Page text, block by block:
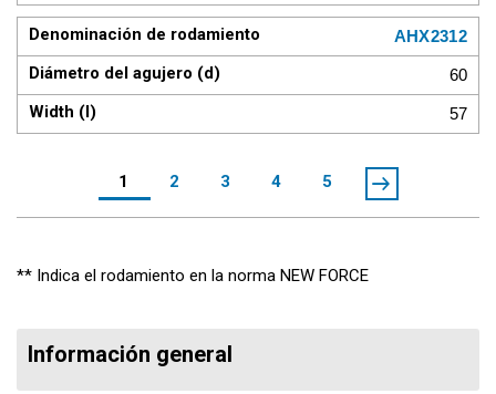
AHX2312
60
57
1 2 3 4 5
** Indica el rodamiento en la norma NEW FORCE
Información general